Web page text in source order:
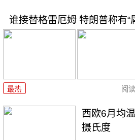
谁接替格雷厄姆 特朗普称有“
最热 阅读
西欧6月均
摄氏度